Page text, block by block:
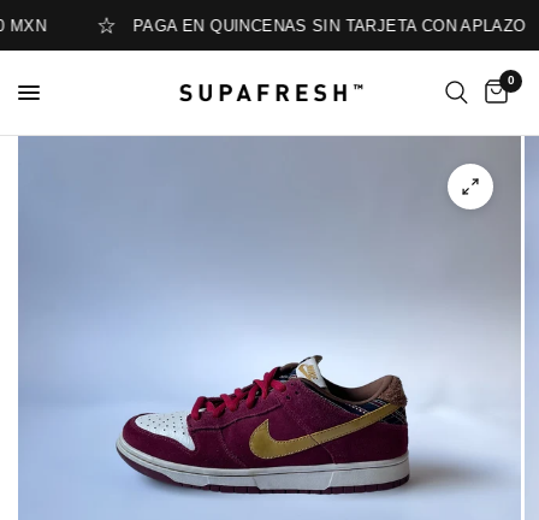
PAGA EN QUINCENAS SIN TARJETA CON APLAZO
0